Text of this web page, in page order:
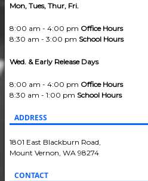
Mon, Tues, Thur, Fri.
8:00 am - 4:00 pm Office Hours
8:30 am - 3:00 pm School Hours
Wed. & Early Release Days
8:00 am - 4:00 pm Office Hours
8:30 am - 1:00 pm School Hours
ADDRESS
1801 East Blackburn Road,
Mount Vernon, WA 98274
CONTACT